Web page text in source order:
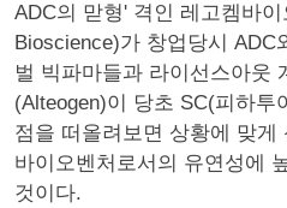
ADC의 맏형' 격인 레고켐바
Bioscience)가 창업당시 ADC
벌 빅파마들과 라이선스아웃
(Alteogen)이 당초 SC(피하투
점을 떠올려보면 상황에 맞게
바이오벤처로서의 유연성에
것이다.